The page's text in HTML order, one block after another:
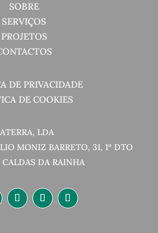
SOBRE
SERVIÇOS
PROJETOS
DE PRIVACIDADE
DE COOKIES
LDA
MONIZ BARRETO, 31, 1º DTO
DA RAINHA